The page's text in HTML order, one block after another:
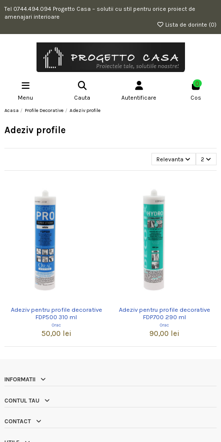
Tel 0744.494.094 Progetto Casa – solutii cu stil pentru orice proiect de
amenajari interioare
Lista de dorinte (0)
Menu Cauta Autentificare
0
Cos
Acasa Profile Decorative Adeziv profile
Adeziv profile
Relevanta 2
Adeziv pentru profile decorative
FDP500 310 ml
Orac
50,00 lei
Adeziv pentru profile decorative
FDP700 290 ml
Orac
90,00 lei
INFORMATII
CONTUL TAU
CONTACT